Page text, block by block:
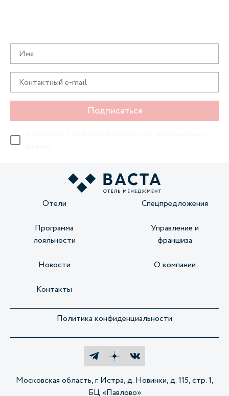
Подписаться
Отели Спецпредложения
Программа
лояльности
Управление и
франшиза
Новости О компании
Контакты
Политика конфиденциальности
Московская область, г. Истра, д. Новинки, д. 115, стр. 1,
БЦ «Павлово»